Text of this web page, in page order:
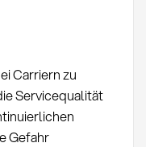
Carriern zu
Servicequalität
Gefahr